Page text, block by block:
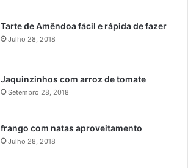
Tarte de Amêndoa fácil e rápida de fazer
Julho 28, 2018
Jaquinzinhos com arroz de tomate
Setembro 28, 2018
frango com natas aproveitamento
Julho 28, 2018